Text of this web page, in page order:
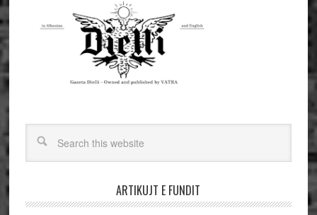
ARTIKUJT E FUNDIT